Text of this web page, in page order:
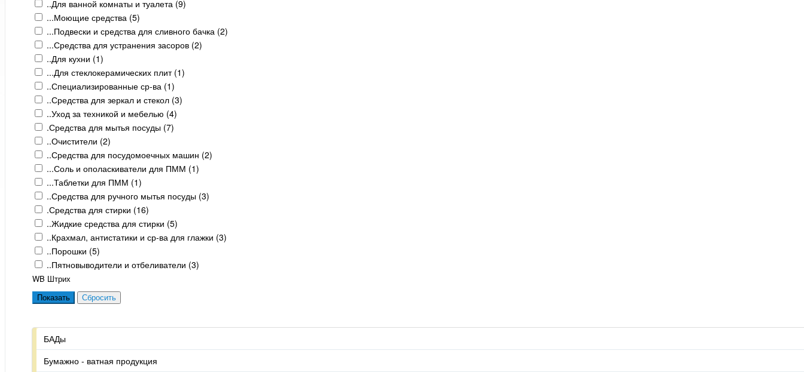
..Для ванной комнаты и туалета (9)
...Моющие средства (5)
...Подвески и средства для сливного бачка (2)
...Средства для устранения засоров (2)
..Для кухни (1)
...Для стеклокерамических плит (1)
..Специализированные ср-ва (1)
..Средства для зеркал и стекол (3)
..Уход за техникой и мебелью (4)
.Средства для мытья посуды (7)
..Очистители (2)
..Средства для посудомоечных машин (2)
...Соль и ополаскиватели для ПММ (1)
...Таблетки для ПММ (1)
..Средства для ручного мытья посуды (3)
.Средства для стирки (16)
..Жидкие средства для стирки (5)
..Крахмал, антистатики и ср-ва для глажки (3)
..Порошки (5)
..Пятновыводители и отбеливатели (3)
WB Штрих
БАДы
Бумажно - ватная продукция